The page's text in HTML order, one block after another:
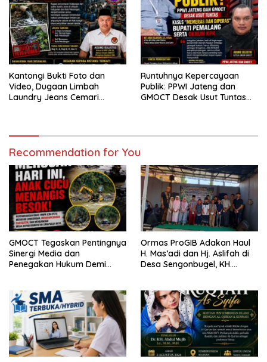
Kantongi Bukti Foto dan
Video, Dugaan Limbah
Laundry Jeans Cemari
Runtuhnya Kepercayaan
Publik: PPWI Jateng dan
GMOCT Desak Usut Tuntas
Recommendation for You
GMOCT Tegaskan Pentingnya
Sinergi Media dan
Penegakan Hukum Demi
Ormas ProGIB Adakan Haul
H. Mas’adi dan Hj. Aslifah di
Desa Sengonbugel, KH.